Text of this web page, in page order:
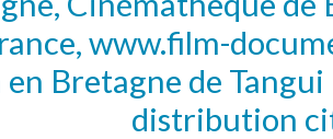
www.film-
Bretagne de
distribution